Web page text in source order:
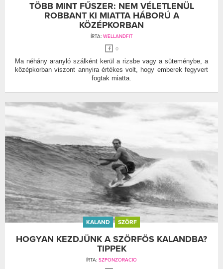
TÖBB MINT FŰSZER: NEM VÉLETLENÜL
ROBBANT KI MIATTA HÁBORÚ A
KÖZÉPKORBAN
ÍRTA: WELLANDFIT
0
Ma néhány aranyló szálként kerül a rizsbe vagy a süteménybe, a
középkorban viszont annyira értékes volt, hogy emberek fegyvert
fogtak miatta.
KALAND SZÖRF
HOGYAN KEZDJÜNK A SZÖRFÖS KALANDBA?
TIPPEK
ÍRTA: SZPONZORACIO